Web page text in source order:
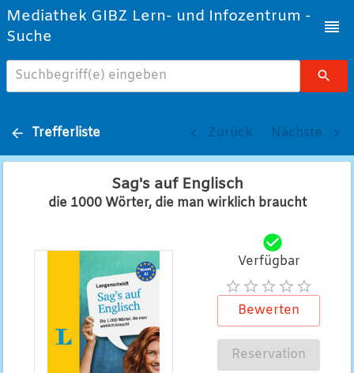
Mediathek GIBZ Lern- und Infozentrum -
Suche
Suchbegriff(e) eingeben
Trefferliste Zurück Nächste
Sag's auf Englisch
die 1000 Wörter, die man wirklich braucht
Verfügbar
Bewerten
Reservation